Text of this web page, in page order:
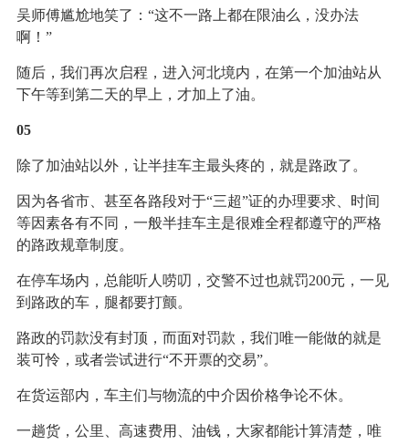
吴师傅尴尬地笑了：“这不一路上都在限油么，没办法
啊！”
随后，我们再次启程，进入河北境内，在第一个加油站从
下午等到第二天的早上，才加上了油。
05
除了加油站以外，让半挂车主最头疼的，就是路政了。
因为各省市、甚至各路段对于“三超”证的办理要求、时间
等因素各有不同，一般半挂车主是很难全程都遵守的严格
的路政规章制度。
在停车场内，总能听人唠叨，交警不过也就罚200元，一见
到路政的车，腿都要打颤。
路政的罚款没有封顶，而面对罚款，我们唯一能做的就是
装可怜，或者尝试进行“不开票的交易”。
在货运部内，车主们与物流的中介因价格争论不休。
一趟货，公里、高速费用、油钱，大家都能计算清楚，唯